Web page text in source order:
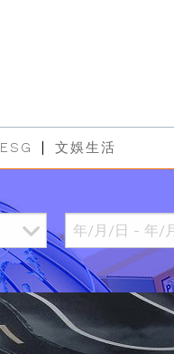
ESG 文娛生活